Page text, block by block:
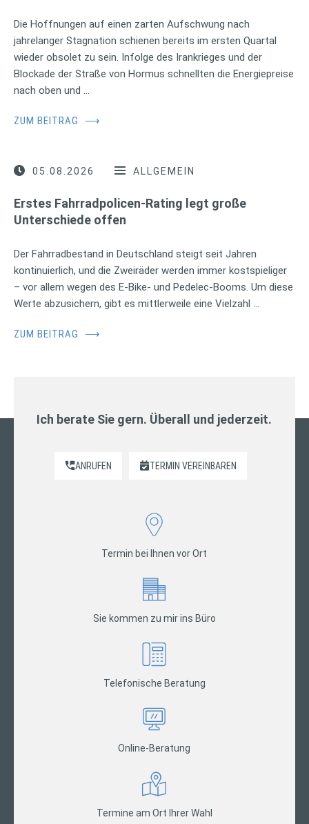
Die Hoffnungen auf einen zarten Aufschwung nach
jahrelanger Stagnation schienen bereits im ersten Quartal
wieder obsolet zu sein. Infolge des Irankrieges und der
Blockade der Straße von Hormus schnellten die Energiepreise
nach oben und …
ZUM BEITRAG ⟶
05.08.2026 ALLGEMEIN
Erstes Fahrradpolicen-Rating legt große
Unterschiede offen
Der Fahrradbestand in Deutschland steigt seit Jahren
kontinuierlich, und die Zweiräder werden immer kostspieliger
– vor allem wegen des E-Bike- und Pedelec-Booms. Um diese
Werte abzusichern, gibt es mittlerweile eine Vielzahl …
ZUM BEITRAG ⟶
Ich berate Sie gern. Überall und jederzeit.
ANRUFEN TERMIN VEREINBAREN
Termin bei Ihnen vor Ort
Sie kommen zu mir ins Büro
Telefonische Beratung
Online-Beratung
Termine am Ort Ihrer Wahl